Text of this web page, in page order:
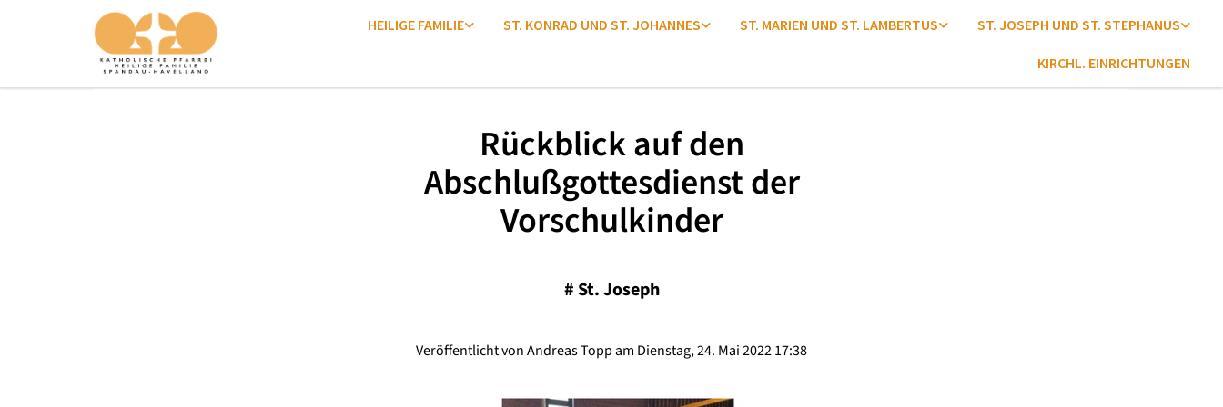
HEILIGE FAMILIE ST. KONRAD UND ST. JOHANNES ST. MARIEN UND ST. LAMBERTUS ST. JOSEPH UND ST. STEPHANUS
KIRCHL. EINRICHTUNGEN
Rückblick auf den
Abschlußgottesdienst der
Vorschulkinder
# St. Joseph
Veröffentlicht von Andreas Topp am Dienstag, 24. Mai 2022 17:38